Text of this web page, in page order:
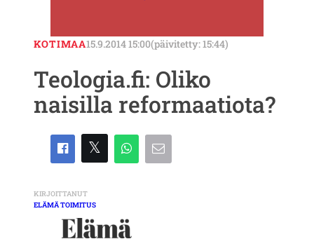
KOTIMAA15.9.2014 15:00(päivitetty: 15:44)
Teologia.fi: Oliko
naisilla reformaatiota?
KIRJOITTANUT
ELÄMÄ TOIMITUS